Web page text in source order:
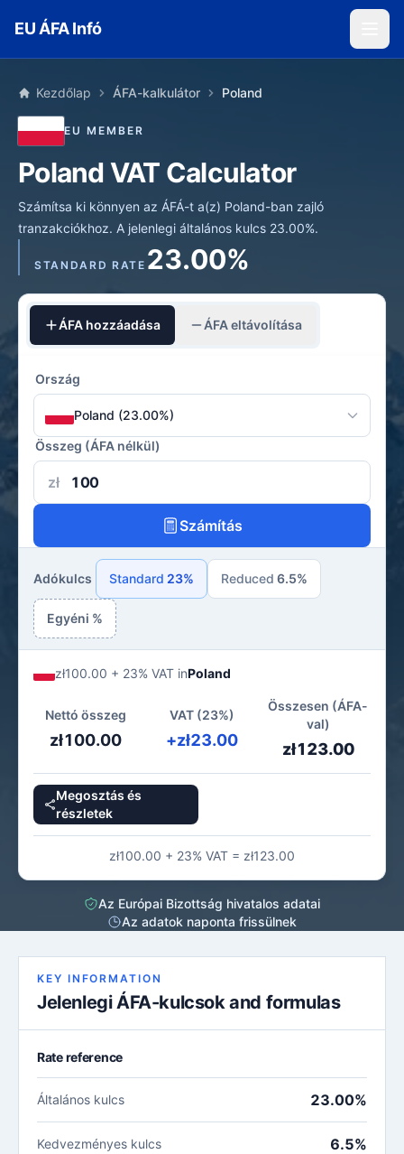
EU ÁFA Infó
Kezdőlap ÁFA-kalkulátor Poland
EU MEMBER
Poland VAT Calculator
Számítsa ki könnyen az ÁFÁ-t a(z) Poland-ban zajló
tranzakciókhoz. A jelenlegi általános kulcs 23.00%.
STANDARD RATE 23.00%
ÁFA hozzáadása ÁFA eltávolítása
Ország
Poland (23.00%)
Összeg (ÁFA nélkül)
zł
Számítás
Adókulcs Standard 23% Reduced 6.5%
Egyéni %
zł100.00 + 23% VAT inPoland
Nettó összeg
zł100.00
VAT (23%)
+zł23.00
Összesen (ÁFA-
val)
zł123.00
Megosztás és
részletek
zł100.00 + 23% VAT = zł123.00
Az Európai Bizottság hivatalos adatai
Az adatok naponta frissülnek
KEY INFORMATION
Jelenlegi ÁFA-kulcsok and formulas
Rate reference
Általános kulcs 23.00%
Kedvezményes kulcs 6.5%